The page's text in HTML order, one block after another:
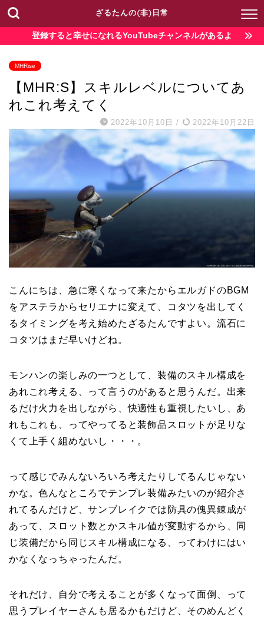
ざるたんの(非)日常
登録すると幸せになれるYouTubeチャンネルがあるよ
MHRise
【MHR:S】スキルレベルについてあ
れこれ考えてく
2022年10月10日 / 2022年10月22日
こんにちは、急に寒くなって来たからエルガドのBGM
をアステラからセリエナに変えて、コタツを出してく
るタイミングを考え始めたざるたんですよい。流石に
コタツはまだ早いけどね。
モンハンの楽しみの一つとして、装備のスキル構成を
あれこれ考える、って言うのがあると思うんだ。出来
るだけ火力を出しながら、快適性も重視したいし、あ
れもこれも、ってやってると装飾品スロットが足りな
くて上手く組めないし・・・。
って感じでみんないろいろ考えたりしてるんじゃない
かな。色んなところでテンプレ装備みたいのが紹介さ
れてるんだけど、サンブレイクでは防具の傀異錬成が
あって、スロット数とかスキル値が変動するから、同
じ装備だから同じスキル構成になる、ってわけにはい
かなくなっちゃったんだ。
それだけ、自分で考えることが多くなって面倒、って
思うプレイヤーさんも居るかもだけど、そのめんどく